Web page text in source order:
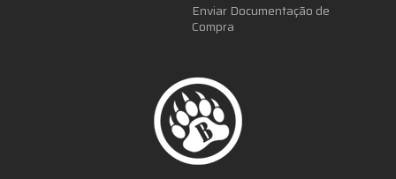
Enviar Documentação de
Compra